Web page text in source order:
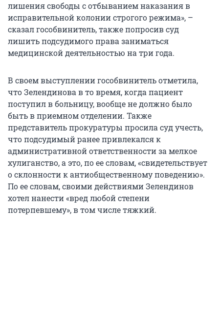
лишения свободы с отбыванием наказания в
исправительной колонии строгого режима», –
сказал гособвинитель, также попросив суд
лишить подсудимого права заниматься
медицинской деятельностью на три года.
В своем выступлении гособвинитель отметила,
что Зелендинова в то время, когда пациент
поступил в больницу, вообще не должно было
быть в приемном отделении. Также
представитель прокуратуры просила суд учесть,
что подсудимый ранее привлекался к
административной ответственности за мелкое
хулиганство, а это, по ее словам, «свидетельствует
о склонности к антиобщественному поведению».
По ее словам, своими действиями Зелендинов
хотел нанести «вред любой степени
потерпевшему», в том числе тяжкий.